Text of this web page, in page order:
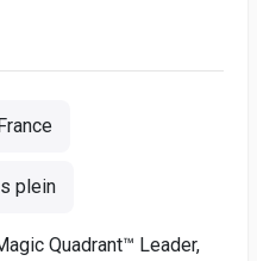
plein
Quadrant™ Leader,